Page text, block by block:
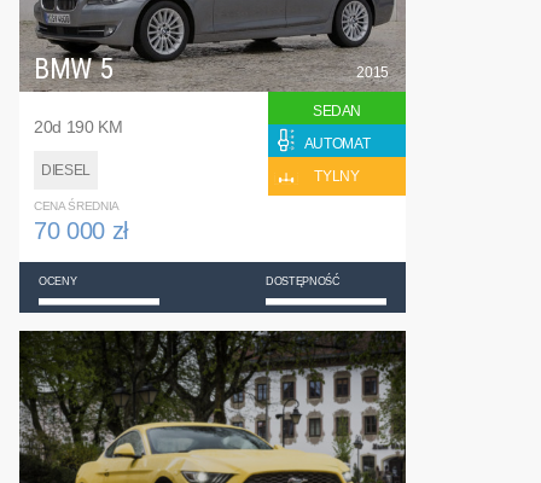
BMW 5
20d 190 KM
DIESEL
2015
SEDAN
AUTOMAT
TYLNY
CENA ŚREDNIA
70 000 zł
OCENY DOSTĘPNOŚĆ